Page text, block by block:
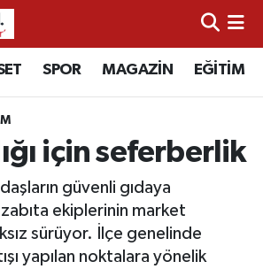
SPOR MAGAZİN EĞİTİM
için seferberlik
güvenli gıdaya
ekiplerinin market
sürüyor. İlçe genelinde
yapılan noktalara yönelik
Eczaneler
Vakitleri
Haritası
Durumu ve Fikstür